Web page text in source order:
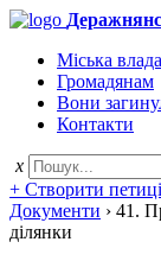
Міська влада
Громадянам
Вони
Контакти
x
+ Створити
Документи › 41.
ділянки